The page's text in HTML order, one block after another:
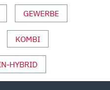
GEWERBE
KOMBI
HYBRID